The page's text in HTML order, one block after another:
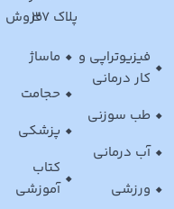
پلاک 37 فروش
فیزیوتراپی و
کار درمانی
طب سوزنی
آب درمانی
ورزشی
ماساژ
حجامت
پزشکی
کتاب
آموزشی